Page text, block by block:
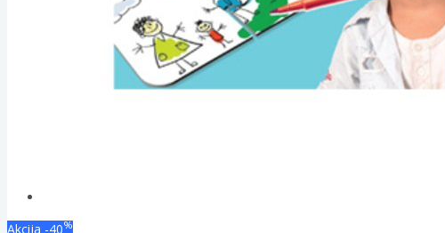
Akcija -40%